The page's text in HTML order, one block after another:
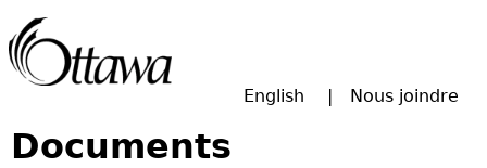
English Nous joindre
Documents